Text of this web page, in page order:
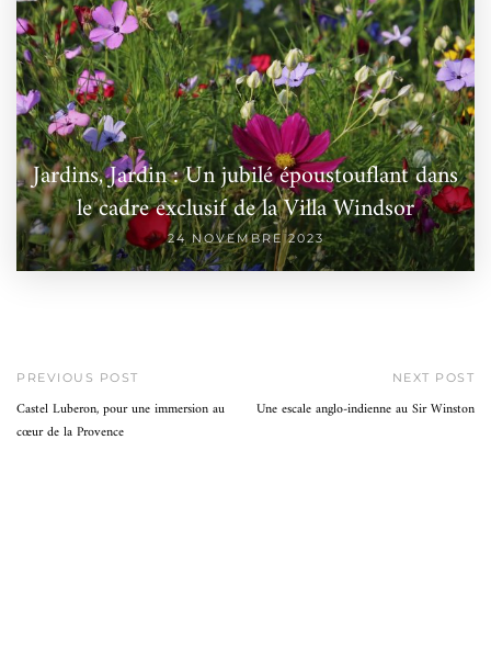
Jardins, Jardin : Un jubilé époustouflant dans
le cadre exclusif de la Villa Windsor
24 NOVEMBRE 2023
PREVIOUS POST
Castel Luberon, pour une immersion au
cœur de la Provence
NEXT POST
Une escale anglo-indienne au Sir Winston